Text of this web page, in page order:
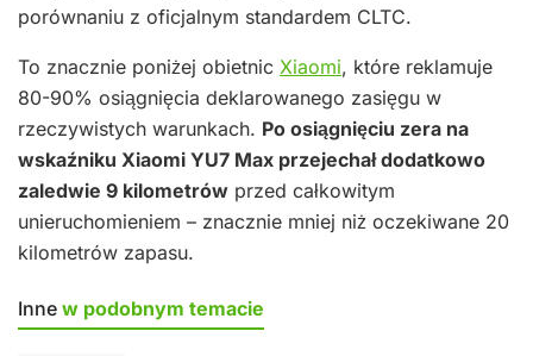
porównaniu z oficjalnym standardem CLTC.
To znacznie poniżej obietnic Xiaomi, które reklamuje
80-90% osiągnięcia deklarowanego zasięgu w
rzeczywistych warunkach. Po osiągnięciu zera na
wskaźniku Xiaomi YU7 Max przejechał dodatkowo
zaledwie 9 kilometrów przed całkowitym
unieruchomieniem – znacznie mniej niż oczekiwane 20
kilometrów zapasu.
Inne w podobnym temacie